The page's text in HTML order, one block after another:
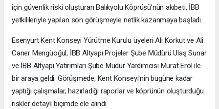
için güvenlik riski oluşturan Balıkyolu Köprüsü’nün akıbeti, İBB
yetkilileriyle yapılan son görüşmeyle netlik kazanmaya başladı.
Esenyurt Kent Konseyi Yürütme Kurulu üyeleri Ali Korkut ve Ali
Caner Mengüoğul, İBB Altyapı Projeler Şube Müdürü Ulaş Sunar
ve İBB Altyapı Yatırımları Şube Müdür Yardımcısı Murat Erol ile
bir araya geldi. Görüşmede, Kent Konseyi'nin bugüne kadar
yaptığı çalışmalar, hazırladığı raporlar ve köprünün oluşturduğu
riskler detaylı biçimde ele alındı.